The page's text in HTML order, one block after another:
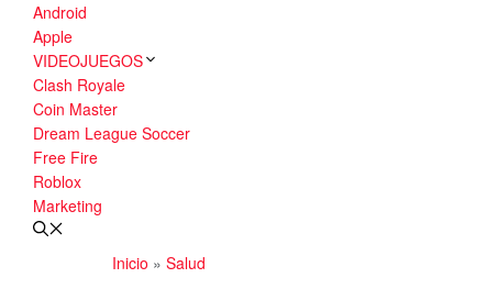
Android
Apple
VIDEOJUEGOS
Clash Royale
Coin Master
Dream League Soccer
Free Fire
Roblox
Marketing
Inicio » Salud